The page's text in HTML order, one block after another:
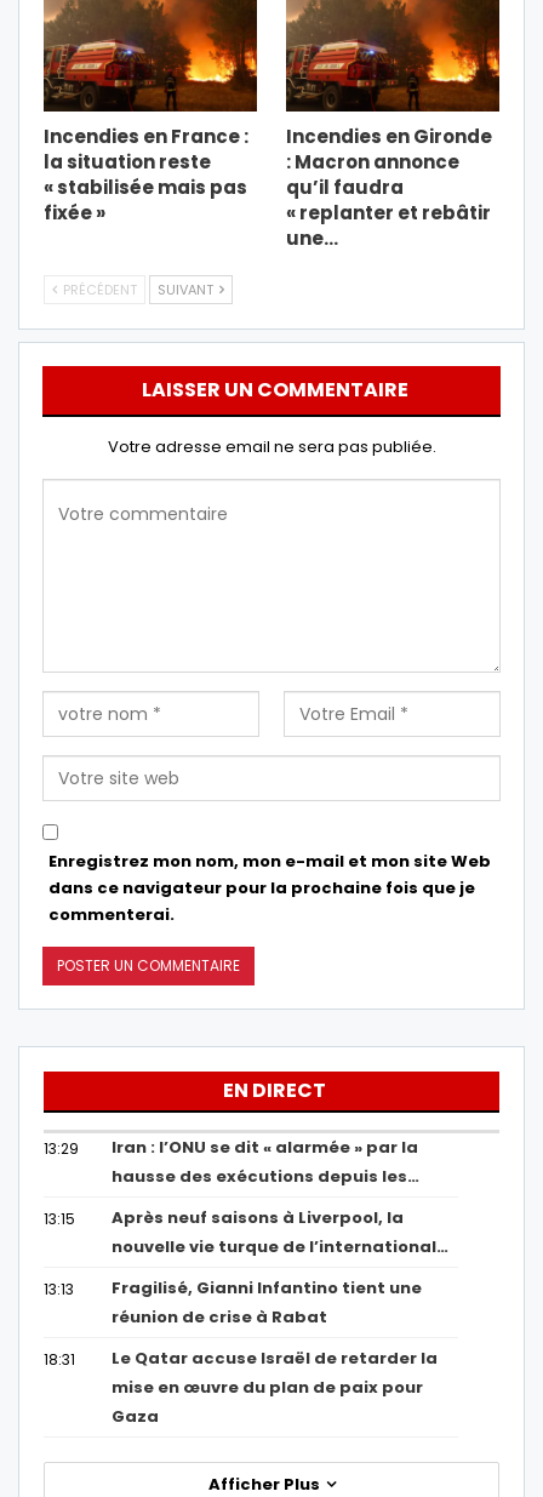
Incendies en France :
la situation reste
« stabilisée mais pas
fixée »
Incendies en Gironde
: Macron annonce
qu’il faudra
« replanter et rebâtir
une…
PRÉCÉDENT SUIVANT
LAISSER UN COMMENTAIRE
Votre adresse email ne sera pas publiée.
Enregistrez mon nom, mon e-mail et mon site Web
dans ce navigateur pour la prochaine fois que je
commenterai.
EN DIRECT
13:29
Iran : l’ONU se dit « alarmée » par la
hausse des exécutions depuis les…
13:15
Après neuf saisons à Liverpool, la
nouvelle vie turque de l’international…
13:13
Fragilisé, Gianni Infantino tient une
réunion de crise à Rabat
18:31
Le Qatar accuse Israël de retarder la
mise en œuvre du plan de paix pour
Gaza
Afficher Plus